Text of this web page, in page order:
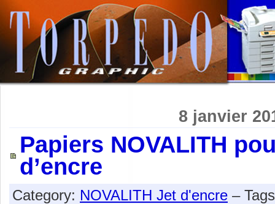
8 janvier
Papiers NOVALITH
d’encre
Category: NOVALITH Jet d'encre –